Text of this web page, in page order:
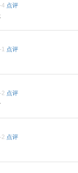
4 点评
点评
2 点评
2 点评